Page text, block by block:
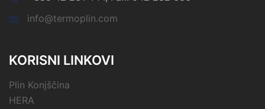
info@termoplin.com
KORISNI LINKOVI
Plin Konjščina
HERA